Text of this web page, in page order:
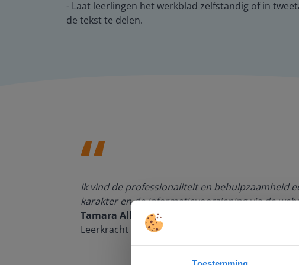
- Laat leerlingen het werkblad zelfstandig of in
de tekst te delen.
Ik vind de professionaliteit en behulpzaamheid
karakter en de informatievoorziening via de
Tamara Alkemade
Leerkracht / ICT-coördinator op de Prinses